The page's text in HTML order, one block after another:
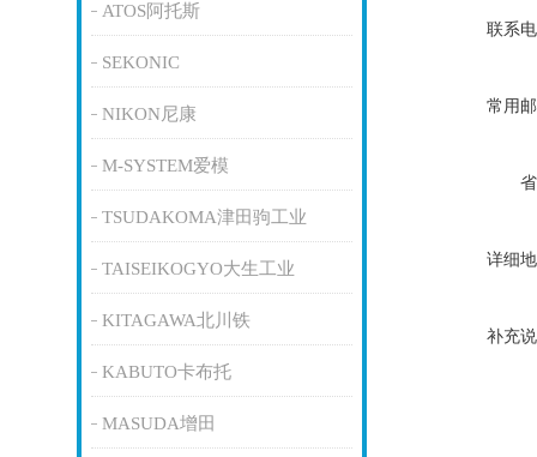
ATOS阿托斯
SEKONIC
NIKON尼康
M-SYSTEM爱模
TSUDAKOMA津田驹工业
TAISEIKOGYO大生工业
KITAGAWA北川铁
KABUTO卡布托
MASUDA增田
联系
常用
详细
补充